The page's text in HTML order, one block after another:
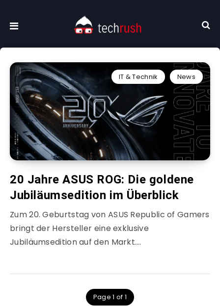
IT & Technik News
20 Jahre ASUS ROG: Die goldene
Jubiläumsedition im Überblick
Zum 20. Geburtstag von ASUS Republic of Gamers
bringt der Hersteller eine exklusive
Jubiläumsedition auf den Markt….
Page 1 of 1